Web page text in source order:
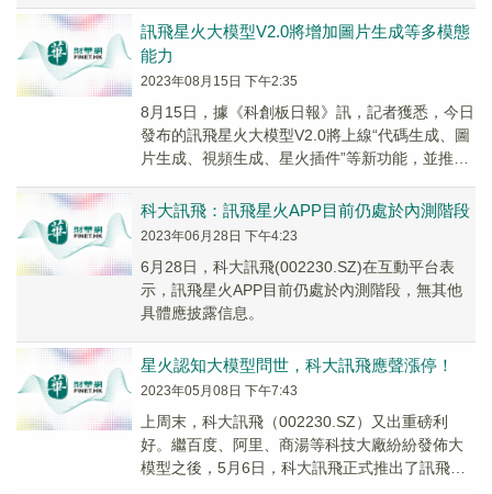
訊飛星火大模型V2.0將增加圖片生成等多模態
能力
2023年08月15日 下午2:35
8月15日，據《科創板日報》訊，記者獲悉，今日
發布的訊飛星火大模型V2.0將上線“代碼生成、圖
片生成、視頻生成、星火插件”等新功能，並推出
科大訊飛：訊飛星火APP目前仍處於內測階段
2023年06月28日 下午4:23
6月28日，科大訊飛(002230.SZ)在互動平台表
示，訊飛星火APP目前仍處於內測階段，無其他
具體應披露信息。
星火認知大模型問世，科大訊飛應聲漲停！
2023年05月08日 下午7:43
上周末，科大訊飛（002230.SZ）又出重磅利
好。繼百度、阿里、商湯等科技大廠紛紛發佈大
模型之後，5月6日，科大訊飛正式推出了訊飛星